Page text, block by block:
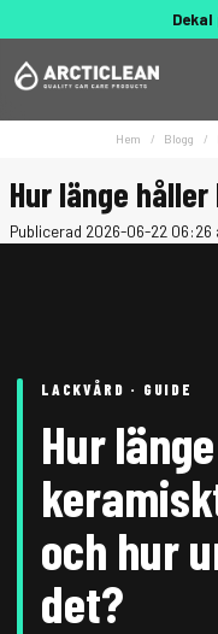
Hem Blogg
Hur länge
Publicerad 2026-06-22 06:26
LACKVÅRD · GUIDE
Hur
och hur
det?